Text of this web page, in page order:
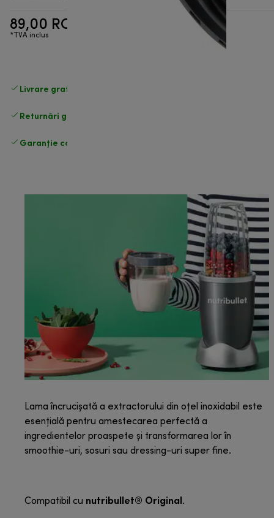
89,00 RON
*TVA inclus
Livrare gratuită standard
Returnări gratuite
Garanție completă
Lama încrucișată a extractorului din oțel inoxidabil este
esențială pentru amestecarea perfectă a
ingredientelor proaspete și transformarea lor în
smoothie-uri, sosuri sau dressing-uri super fine.
Compatibil cu nutribullet® Original.